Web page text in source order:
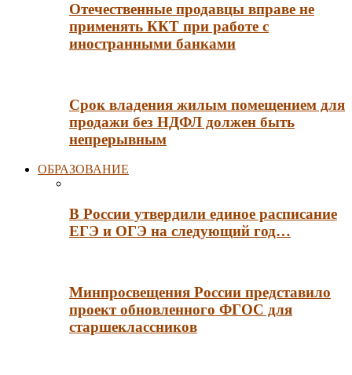
Отечественные продавцы вправе не
применять ККТ при работе с
иностранными банками
Срок владения жилым помещением для
продажи без НДФЛ должен быть
непрерывным
ОБРАЗОВАНИЕ
В России утвердили единое расписание
ЕГЭ и ОГЭ на следующий год…
Минпросвещения России представило
проект обновленного ФГОС для
старшеклассников